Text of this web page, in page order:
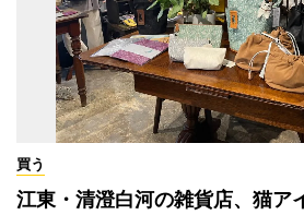
買う
江東・清澄白河の雑貨店、猫ア